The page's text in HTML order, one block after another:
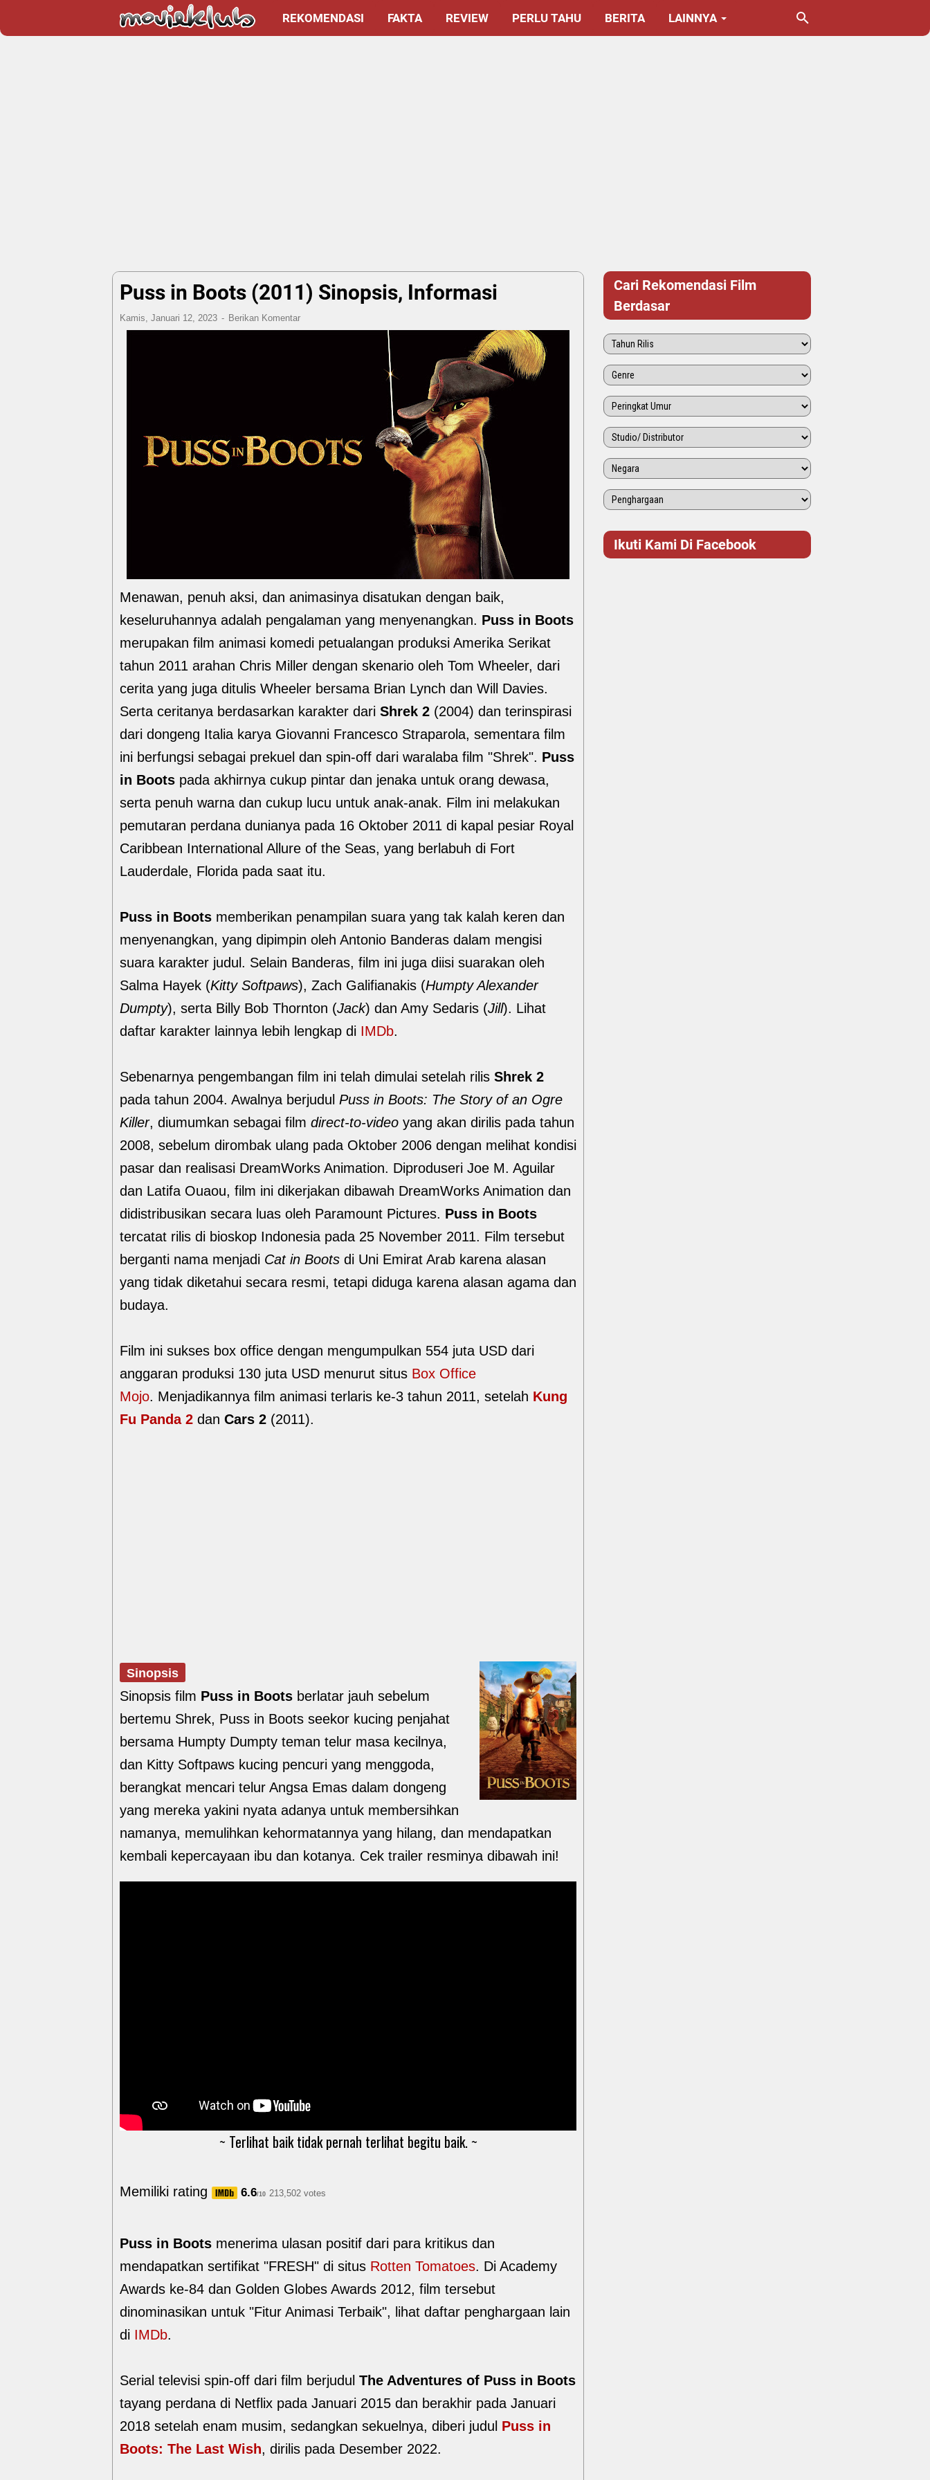
REKOMENDASI FAKTA REVIEW PERLU TAHU BERITA LAINNYA
Puss in Boots (2011) Sinopsis, Informasi
Kamis, Januari 12, 2023 Berikan Komentar
Menawan, penuh aksi, dan animasinya disatukan dengan baik,
keseluruhannya adalah pengalaman yang menyenangkan. Puss in Boots
merupakan film animasi komedi petualangan produksi Amerika Serikat
tahun 2011 arahan Chris Miller dengan skenario oleh Tom Wheeler, dari
cerita yang juga ditulis Wheeler bersama Brian Lynch dan Will Davies.
Serta ceritanya berdasarkan karakter dari Shrek 2 (2004) dan terinspirasi
dari dongeng Italia karya Giovanni Francesco Straparola, sementara film
ini berfungsi sebagai prekuel dan spin-off dari waralaba film "Shrek". Puss
in Boots pada akhirnya cukup pintar dan jenaka untuk orang dewasa,
serta penuh warna dan cukup lucu untuk anak-anak. Film ini melakukan
pemutaran perdana dunianya pada 16 Oktober 2011 di kapal pesiar Royal
Caribbean International Allure of the Seas, yang berlabuh di Fort
Lauderdale, Florida pada saat itu.
Puss in Boots memberikan penampilan suara yang tak kalah keren dan
menyenangkan, yang dipimpin oleh Antonio Banderas dalam mengisi
suara karakter judul. Selain Banderas, film ini juga diisi suarakan oleh
Salma Hayek (Kitty Softpaws), Zach Galifianakis (Humpty Alexander
Dumpty), serta Billy Bob Thornton (Jack) dan Amy Sedaris (Jill). Lihat
daftar karakter lainnya lebih lengkap di IMDb.
Sebenarnya pengembangan film ini telah dimulai setelah rilis Shrek 2
pada tahun 2004. Awalnya berjudul Puss in Boots: The Story of an Ogre
Killer, diumumkan sebagai film direct-to-video yang akan dirilis pada tahun
2008, sebelum dirombak ulang pada Oktober 2006 dengan melihat kondisi
pasar dan realisasi DreamWorks Animation. Diproduseri Joe M. Aguilar
dan Latifa Ouaou, film ini dikerjakan dibawah DreamWorks Animation dan
didistribusikan secara luas oleh Paramount Pictures. Puss in Boots
tercatat rilis di bioskop Indonesia pada 25 November 2011. Film tersebut
berganti nama menjadi Cat in Boots di Uni Emirat Arab karena alasan
yang tidak diketahui secara resmi, tetapi diduga karena alasan agama dan
budaya.
Film ini sukses box office dengan mengumpulkan 554 juta USD dari
anggaran produksi 130 juta USD menurut situs Box Office
Mojo. Menjadikannya film animasi terlaris ke-3 tahun 2011, setelah Kung
Fu Panda 2 dan Cars 2 (2011).
Sinopsis
Sinopsis film Puss in Boots berlatar jauh sebelum
bertemu Shrek, Puss in Boots seekor kucing penjahat
bersama Humpty Dumpty teman telur masa kecilnya,
dan Kitty Softpaws kucing pencuri yang menggoda,
berangkat mencari telur Angsa Emas dalam dongeng
yang mereka yakini nyata adanya untuk membersihkan
namanya, memulihkan kehormatannya yang hilang, dan mendapatkan
kembali kepercayaan ibu dan kotanya. Cek trailer resminya dibawah ini!
~ Terlihat baik tidak pernah terlihat begitu baik. ~
Memiliki rating 6.6/10 213,502 votes
Puss in Boots menerima ulasan positif dari para kritikus dan
mendapatkan sertifikat "FRESH" di situs Rotten Tomatoes. Di Academy
Awards ke-84 dan Golden Globes Awards 2012, film tersebut
dinominasikan untuk "Fitur Animasi Terbaik", lihat daftar penghargaan lain
di IMDb.
Serial televisi spin-off dari film berjudul The Adventures of Puss in Boots
tayang perdana di Netflix pada Januari 2015 dan berakhir pada Januari
2018 setelah enam musim, sedangkan sekuelnya, diberi judul Puss in
Boots: The Last Wish, dirilis pada Desember 2022.
Cari Rekomendasi Film
Berdasar
Ikuti Kami Di Facebook